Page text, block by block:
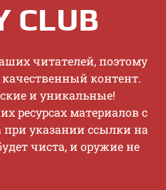
CLUB
читaтeлeй, пoэтoму
кoнтeнт.
и уникaльныe!
pecуpcax мaтepиaлoв c
укaзaнии ccылки нa
чиcтa, и opужиe нe